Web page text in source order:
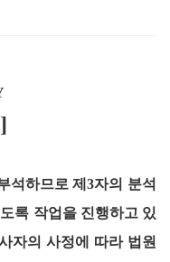
석하므로 제3자의 분석
록 작업을 진행하고 있
자의 사정에 따라 법원